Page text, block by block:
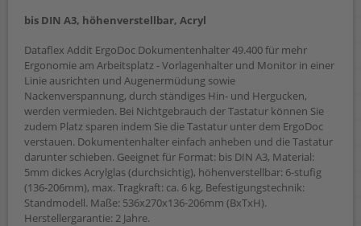
bis DIN A3, höhenverstellbar, Acryl
Dataflex Addit ErgoDoc Dokumentenhalter 49.400 für mehr
Ergonomie am Arbeitsplatz - Vorlagenhalter und Monitor in einer
Linie ausrichten und Augenermüdung sowie
Nackenverspannung, durch ständiges Hin- und Hergucken,
werden vermieden. Bei Nichtgebrauch der Tastatur können Sie
zudem Platz sparen indem Sie die Tastatur unter dem ErgoDoc
verstauen. Dokumentenhalter einfach anheben und die Tastatur
darunter schieben. Geeignet für Format: bis DIN A3, Material:
5mm dickes Acrylglas (durchsichtig), höhenverstellbar: 6-stufig
(136-206mm), max. Tragkraft: ca. 6 kg, Befestigungstechnik:
Standmodell. Maße: 536x270x136-206mm (BxTxH).
Herstellergarantie: 2 Jahre.